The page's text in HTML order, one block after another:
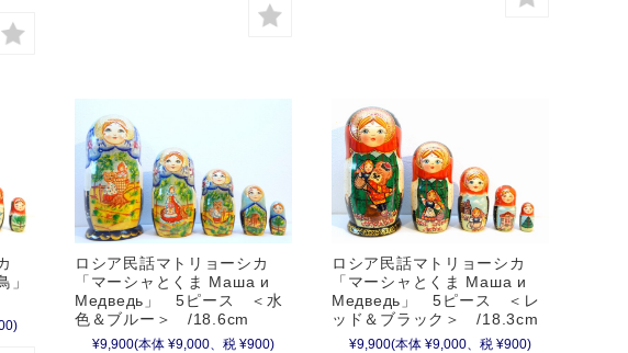
」
ロシア民話マトリョーシカ
「マーシャとくま Маша и
Медведь」 5ピース ＜水
色＆ブルー＞ /18.6cm
¥9,900(本体 ¥9,000、税 ¥900)
ロシア民話マトリョーシカ
「マーシャとくま Маша и
Медведь」 5ピース ＜レ
ッド＆ブラック＞ /18.3cm
¥9,900(本体 ¥9,000、税 ¥900)